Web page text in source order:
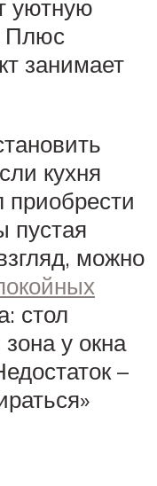
уютную
Плюс
занимает
кухня
приобрести
пустая
можно
стол
у окна
–